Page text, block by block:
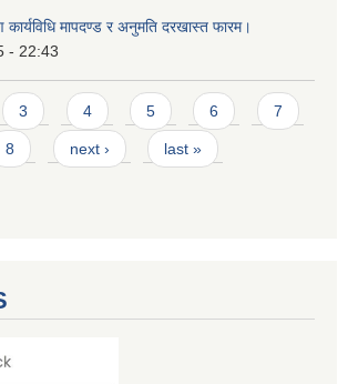
कार्यविधि मापदण्ड र अनुमति दरखास्त फारम।
- 22:43
3 4 5 6 7
8 next › last »